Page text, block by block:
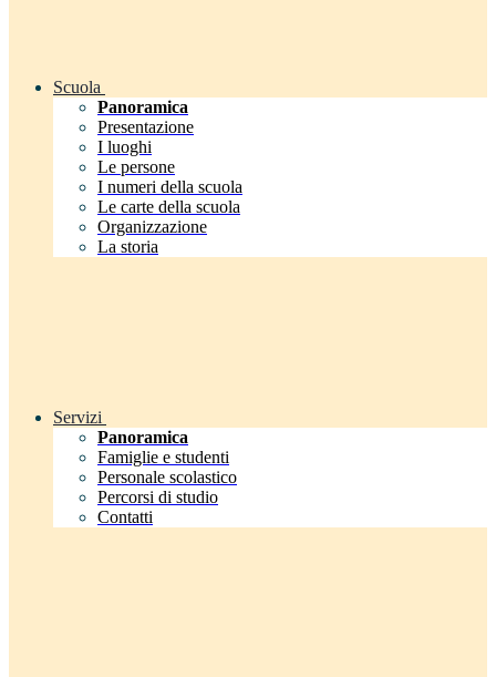
Scuola
Panoramica
Presentazione
I luoghi
Le persone
I numeri della scuola
Le carte della scuola
Organizzazione
La storia
Servizi
Panoramica
Famiglie e studenti
Personale scolastico
Percorsi di studio
Contatti